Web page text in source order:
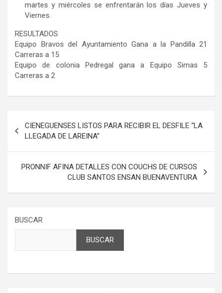
martes y miércoles se enfrentarán los días Jueves y
Viernes.
RESULTADOS
Equipo Bravos del Ayuntamiento Gana a la Pandilla 21
Carreras a 15
Equipo de colonia Pedregal gana a Equipo Simas 5
Carreras a 2
de
entradas
CIENEGUENSES LISTOS PARA RECIBIR EL DESFILE “LA
LLEGADA DE LAREINA”
PRONNIF AFINA DETALLES CON COUCHS DE CURSOS
CLUB SANTOS ENSAN BUENAVENTURA
BUSCAR
BUSCAR